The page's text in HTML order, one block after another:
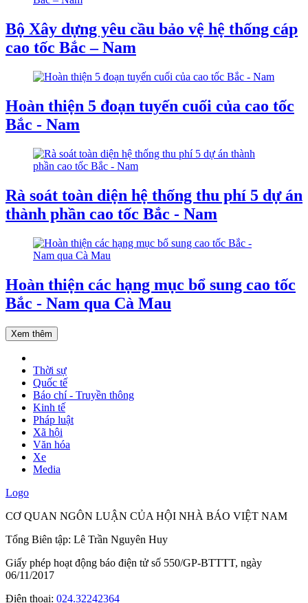
Bộ Xây dựng yêu cầu bảo vệ hệ thống cáp
cao tốc Bắc – Nam
Hoàn thiện 5 đoạn tuyến cuối của cao tốc
Bắc - Nam
Rà soát toàn diện hệ thống thu phí 5 dự án
thành phần cao tốc Bắc - Nam
Hoàn thiện các hạng mục bổ sung cao tốc
Bắc - Nam qua Cà Mau
Xem thêm
Thời sự
Quốc tế
Báo chí - Truyền thông
Kinh tế
Pháp luật
Xã hội
Văn hóa
Xe
Media
Logo
CƠ QUAN NGÔN LUẬN CỦA HỘI NHÀ BÁO VIỆT NAM
Tổng Biên tập: Lê Trần Nguyên Huy
Giấy phép hoạt động báo điện tử số 550/GP-BTTTT, ngày
06/11/2017
Điện thoại: 024.32242364